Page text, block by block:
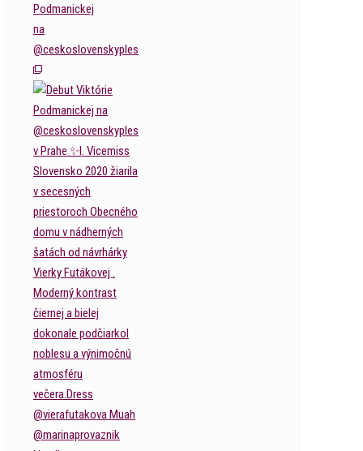
Podmanickej
na
@ceskoslovenskyples